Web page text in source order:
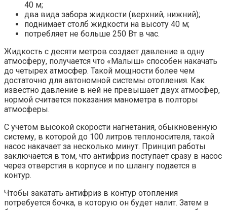
40 м;
два вида забора жидкости (верхний, нижний);
поднимает столб жидкости на высоту 40 м;
потребляет не больше 250 Вт в час.
Жидкость с десяти метров создает давление в одну
атмосферу, получается что «Малыш» способен накачать
до четырех атмосфер. Такой мощности более чем
достаточно для автономной системы отопления. Как
известно давление в ней не превышает двух атмосфер,
нормой считается показания манометра в полторы
атмосферы.
С учетом высокой скорости нагнетания, обыкновенную
систему, в которой до 100 литров теплоносителя, такой
насос накачает за несколько минут. Принцип работы
заключается в том, что антифриз поступает сразу в насос
через отверстия в корпусе и по шлангу подается в
контур.
Чтобы закатать антифриз в контур отопления
потребуется бочка, в которую он будет налит. Затем в